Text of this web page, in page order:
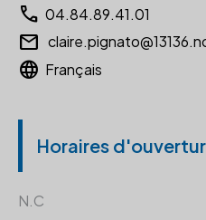
call 04.84.89.41.01
email
language Français
Horaires
N.C